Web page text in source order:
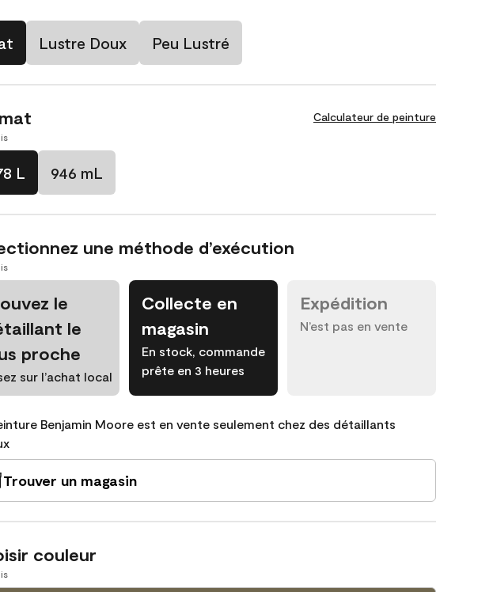
Lustre Doux Peu Lustré
Calculateur de peinture
L 946 mL
une méthode d’exécution
le
le
proche
sur l’achat local
Collecte en
magasin
En stock, commande
prête en 3 heures
Expédition
N’est pas en vente
Benjamin Moore est en vente seulement chez des détaillants
Trouver un magasin
couleur